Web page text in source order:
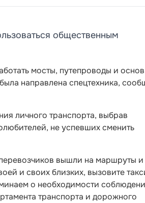
общественным
мосты, путепроводы и
направлена спецтехника,
личного транспорта, выбрав
не успевших сменить
вышли на маршруты и
и своих близких, вызовите
о необходимости
транспорта и дорожного